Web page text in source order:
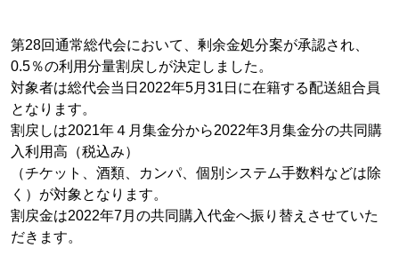
第28回通常総代会において、剰余金処分案が承認され、
0.5％の利用分量割戻しが決定しました。
対象者は総代会当日2022年5月31日に在籍する配送組合員
となります。
割戻しは2021年４月集金分から2022年3月集金分の共同購
入利用高（税込み）
（チケット、酒類、カンパ、個別システム手数料などは除
く）が対象となります。
割戻金は2022年7月の共同購入代金へ振り替えさせていた
だきます。